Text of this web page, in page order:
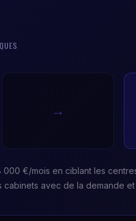
→
€/mois en ciblant les
avec de la demande